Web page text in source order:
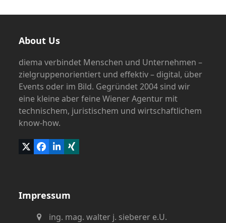
About Us
diema verbindet Menschen und Unternehmen –
zielgruppenorientiert und effektiv – digital, über
Events oder im Bild. Gegründet 2004 sind wir
eine kleine aber feine Wiener Agentur mit
technischem, juristischem und wirtschaftlichem
know-how.
TwitterFacebook
LinkedIn
Xing
Impressum
ing. mag. walter j. sieberer e.U.